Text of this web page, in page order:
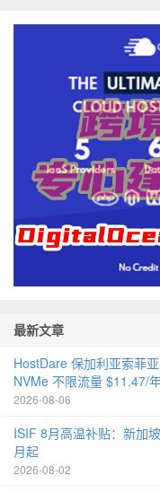
最新文章
HostDare 保加利亚索菲
NVMe 不限流量 $11.47/
2026-08-06
ISIF 8月高温补贴：新加
月起
2026-08-02